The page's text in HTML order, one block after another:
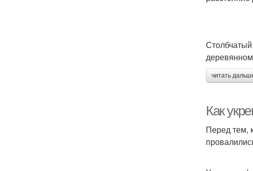
читать
Как
Перед тем,